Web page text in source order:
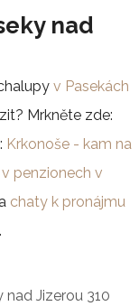
nad
v Pasekách
Mrkněte zde:
Krkonoše - kam na
penzionech v
chaty k pronájmu
.
nad Jizerou 310